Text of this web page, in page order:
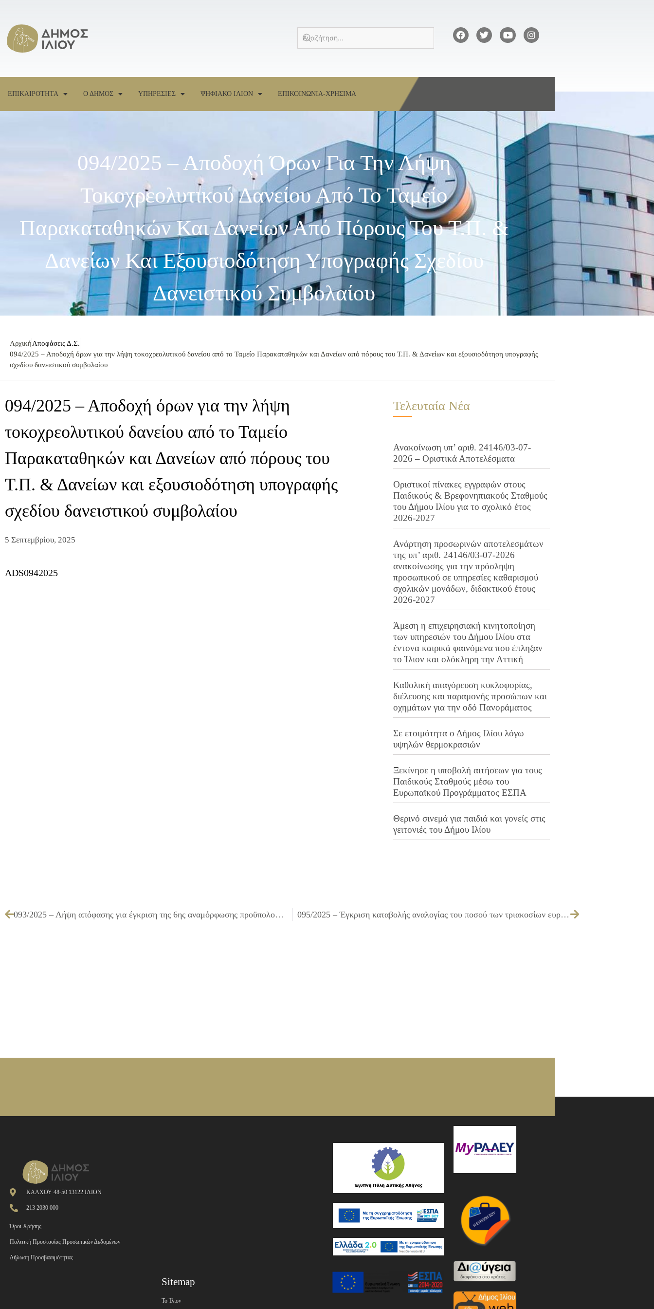
ΕΠΙΚΑΙΡΟΤΗΤΑ Ο ΔΗΜΟΣ ΥΠΗΡΕΣΙΕΣ ΨΗΦΙΑΚΟ ΙΛΙΟΝ ΕΠΙΚΟΙΝΩΝΙΑ-ΧΡΗΣΙΜΑ
094/2025 – Αποδοχή Όρων Για Την Λήψη
Τοκοχρεολυτικού Δανείου Από Το Ταμείο
Παρακαταθηκών Και Δανείων Από Πόρους Του Τ.Π. &
Δανείων Και Εξουσιοδότηση Υπογραφής Σχεδίου
Δανειστικού Συμβολαίου
ΑρχικήΑποφάσεις Δ.Σ.
094/2025 – Αποδοχή όρων για την λήψη τοκοχρεολυτικού δανείου από το Ταμείο Παρακαταθηκών και Δανείων από πόρους του Τ.Π. & Δανείων και εξουσιοδότηση υπογραφής
σχεδίου δανειστικού συμβολαίου
094/2025 – Αποδοχή όρων για την λήψη
τοκοχρεολυτικού δανείου από το Ταμείο
Παρακαταθηκών και Δανείων από πόρους του
Τ.Π. & Δανείων και εξουσιοδότηση υπογραφής
σχεδίου δανειστικού συμβολαίου
5 Σεπτεμβρίου, 2025
ADS0942025
Τελευταία Νέα
Ανακοίνωση υπ’ αριθ. 24146/03-07-
2026 – Οριστικά Αποτελέσματα
Οριστικοί πίνακες εγγραφών στους
Παιδικούς & Βρεφονηπιακούς Σταθμούς
του Δήμου Ιλίου για το σχολικό έτος
2026-2027
Ανάρτηση προσωρινών αποτελεσμάτων
της υπ’ αριθ. 24146/03-07-2026
ανακοίνωσης για την πρόσληψη
προσωπικού σε υπηρεσίες καθαρισμού
σχολικών μονάδων, διδακτικού έτους
2026-2027
Άμεση η επιχειρησιακή κινητοποίηση
των υπηρεσιών του Δήμου Ιλίου στα
έντονα καιρικά φαινόμενα που έπληξαν
το Ίλιον και ολόκληρη την Αττική
Καθολική απαγόρευση κυκλοφορίας,
διέλευσης και παραμονής προσώπων και
οχημάτων για την οδό Πανοράματος
Σε ετοιμότητα ο Δήμος Ιλίου λόγω
υψηλών θερμοκρασιών
Ξεκίνησε η υποβολή αιτήσεων για τους
Παιδικούς Σταθμούς μέσω του
Ευρωπαϊκού Προγράμματος ΕΣΠΑ
Θερινό σινεμά για παιδιά και γονείς στις
γειτονιές του Δήμου Ιλίου
093/2025 – Λήψη απόφασης για έγκριση της 6ης αναμόρφωσης προϋπολογισμού του Δήμου Ιλίου, οικονομικού έτους 2025 095/2025 – Έγκριση καταβολής αναλογίας του ποσού των τριακοσίων ευρώ (300,00 €) σε δικαιούχους αντί για παροχή γάλακτος ενός λίτρου σε ημερήσια βάση
ΚΑΛΧΟΥ 48-50 13122 ΙΛΙΟΝ
213 2030 000
Όροι Χρήσης
Πολιτική Προστασίας Προσωπικών Δεδομένων
Δήλωση Προσβασιμότητας
Sitemap
Το Ίλιον